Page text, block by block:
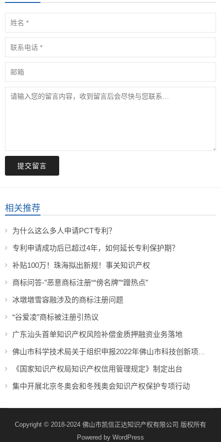
提交留言
相关推荐
为什么这么多人申请PCT专利？
专利申请成功后已超过4年，如何延长专利保护期？
补贴100万！珠海拟出新规！事关知识产权
商标问答-”恶意商标注册““傍名牌”“蹭热点”
冰墩墩雪容融涉及的商标注册问题
“谷爱凌”商标被注册引热议
广东汕头首单知识产权风险补偿金质押融资业务落地
《国家知识产权局知识产权信用管理规定》制定出台
集中开展北京冬奥会和冬残奥会知识产权保护专项行动
Copyright © 2018-2024 佛山市凯信正达知识产权有限公司 版权所有
Powered by WordPress